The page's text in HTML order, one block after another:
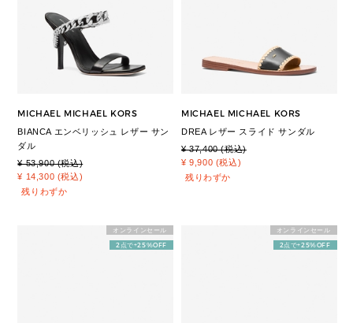
MICHAEL MICHAEL KORS
BIANCA エンベリッシュ レザー サン
ダル
¥ 53,900 (税込)
¥ 14,300 (税込)
残りわずか
MICHAEL MICHAEL KORS
DREA レザー スライド サンダル
¥ 37,400 (税込)
¥ 9,900 (税込)
残りわずか
オンラインセール
2点で+25%OFF
オンラインセール
2点で+25%OFF